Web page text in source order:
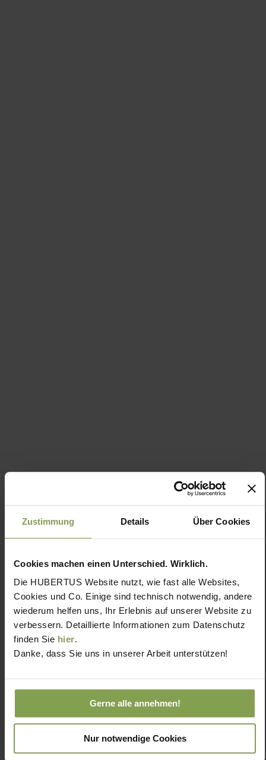
Zustimmung Details Über Cookies
Cookies machen einen Unterschied. Wirklich.
Die HUBERTUS Website nutzt, wie fast alle Websites,
Cookies und Co. Einige sind technisch notwendig, andere
wiederum helfen uns, Ihr Erlebnis auf unserer Website zu
verbessern. Detaillierte Informationen zum Datenschutz
finden Sie hier.
Danke, dass Sie uns in unserer Arbeit unterstützen!
Gerne alle annehmen!
Nur notwendige Cookies